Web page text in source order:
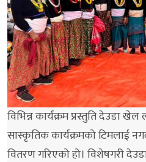
विभिन्न कार्यक्रम प्रस्तुति देउडा
सास्कृतिक कार्यक्रमको टिमलाई
वितरण गरिएको हो। विशेषगरी